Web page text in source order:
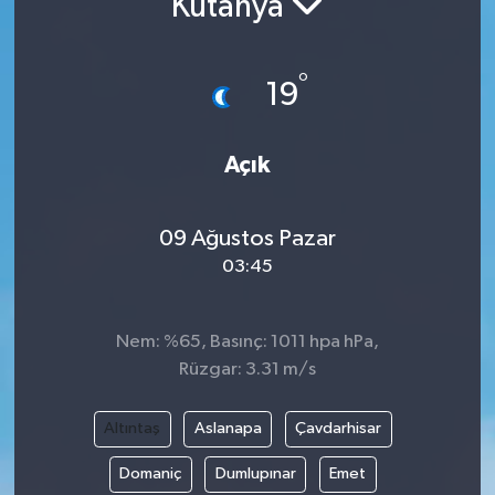
Kütahya
19°
Açık
09 Ağustos Pazar
03:45
Nem: %65, Basınç: 1011 hpa hPa,
Rüzgar: 3.31 m/s
Altıntaş Aslanapa Çavdarhisar
Domaniç Dumlupınar Emet